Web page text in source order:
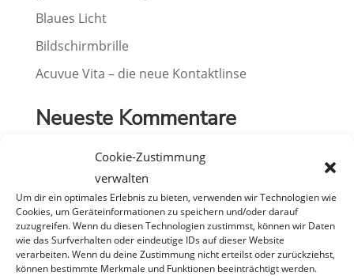
Cookie-Zustimmung
verwalten
Um dir ein optimales Erlebnis zu bieten, verwenden wir Technologien wie
Cookies, um Geräteinformationen zu speichern und/oder darauf
zuzugreifen. Wenn du diesen Technologien zustimmst, können wir Daten
wie das Surfverhalten oder eindeutige IDs auf dieser Website
verarbeiten. Wenn du deine Zustimmung nicht erteilst oder zurückziehst,
können bestimmte Merkmale und Funktionen beeinträchtigt werden.
Blaues Licht
Bildschirmbrille
Acuvue Vita – die neue Kontaktlinse
Neueste Kommentare